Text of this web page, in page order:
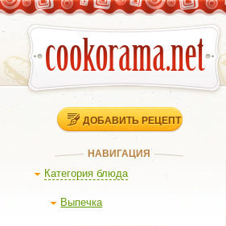
ДОБАВИТЬ РЕЦЕПТ
НАВИГАЦИЯ
Категория блюда
Выпечка